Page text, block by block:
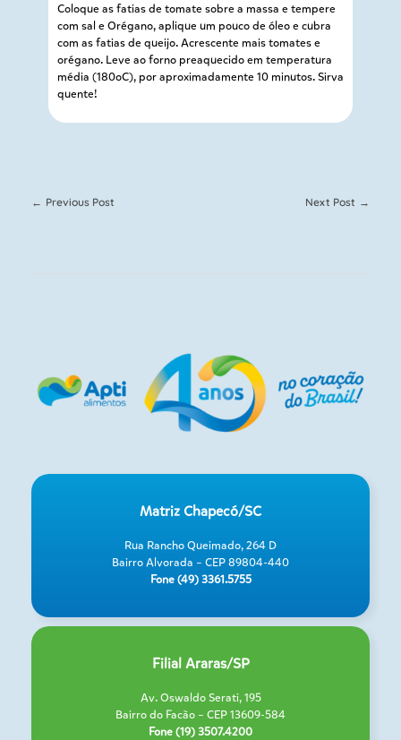
Coloque as fatias de tomate sobre a massa e tempere
com sal e Orégano, aplique um pouco de óleo e cubra
com as fatias de queijo. Acrescente mais tomates e
orégano. Leve ao forno preaquecido em temperatura
média (180oC), por aproximadamente 10 minutos. Sirva
quente!
Previous Post Next Post
Matriz Chapecó/SC
Rua Rancho Queimado, 264 D
Bairro Alvorada – CEP 89804-440
Fone (49) 3361.5755
Filial Araras/SP
Av. Oswaldo Serati, 195
Bairro do Facão – CEP 13609-584
Fone (19) 3507.4200